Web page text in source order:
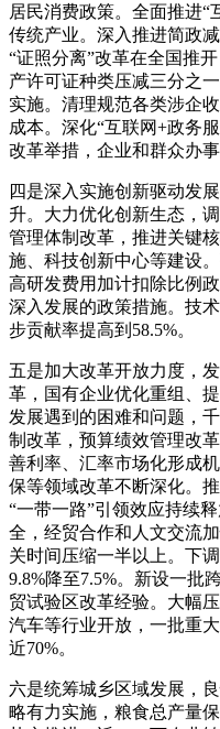
居民消费政策。全面推进“
传统产业。深入推进简政
“证照分离”改革在全国推
产许可证种类压减三分之
实施。清理规范各类涉企
成本。深化“互联网+政务
改革举措，企业和群众办
四是深入实施创新驱动发
升。大力优化创新生态，
管理体制改革，推进关键
施、科技创新中心等建设
高研发费用加计扣除比例
深入发展的政策措施。技
步贡献率提高到58.5%。
五是加大改革开放力度，
革，国有企业优化重组、
发展遇到的困难和问题，
制改革，预算绩效管理改
善利率、汇率市场化形成
保等领域改革不断深化。
“一带一路”引领效应持续
全，经贸合作和人文交流
关时间压缩一半以上。下
9.8%降至7.5%。新设一批
贸试验区改革经验。大幅
汽车等行业开放，一批重
近70%。
六是统筹城乡区域发展，
略有力实施，粮食总产量